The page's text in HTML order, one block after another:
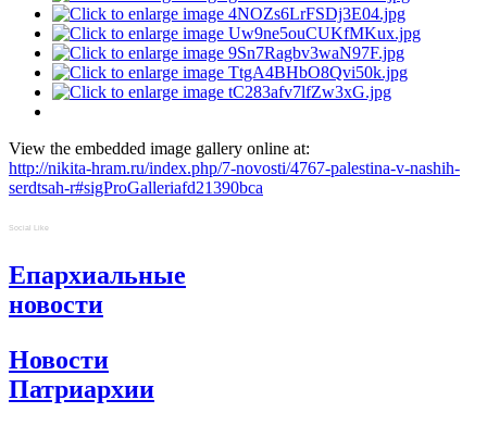
View the embedded image gallery online at:
http://nikita-hram.ru/index.php/7-novosti/4767-palestina-v-nashih-
serdtsah-r#sigProGalleriafd21390bca
Social Like
Епархиальные
новости
Новости
Патриархии